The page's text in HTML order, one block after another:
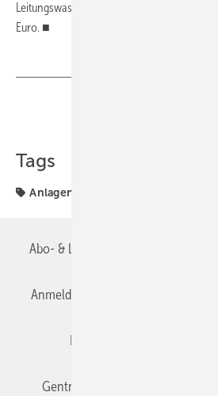
Leitungswasserschäden in der
Euro. ■
Tags
Anlagentechnik
Abo- & Leserservice
Anmelden
Gentner Verlag